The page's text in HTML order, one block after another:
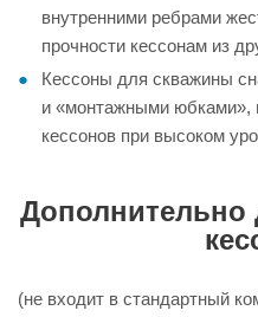
внутренними ребрами
прочности кессонам из
Кессоны для скважины
и «монтажными
кессонов при высоком
Дополнительно
(не входит в стандартный